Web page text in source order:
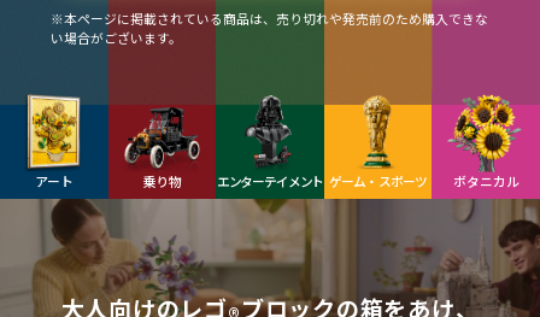
※本ページに掲載されている商品は、売り切れや発売前のため購入できな
い場合がございます。
アート 乗り物 エンターテイメント ゲーム・スポーツ ボタニカル
大人向けのレゴ ブロックの箱をあけ、